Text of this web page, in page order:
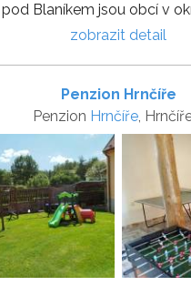
Blaníkem jsou obcí v
zobrazit detail
Penzion Hrnčíře
Penzion Hrnčíře,